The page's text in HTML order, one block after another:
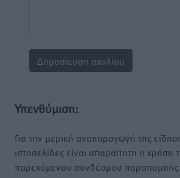
Υπενθύμιση:
Για την μερική αναπαραγωγή της
ιστοσελίδες είναι απαραίτητη η
παρεχόμενου συνδέσμου